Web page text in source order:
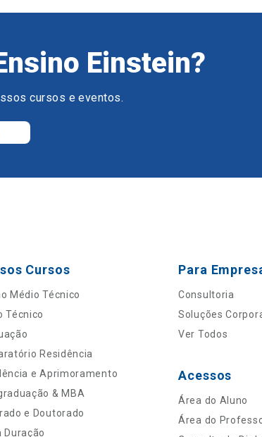
Einstein?
cursos e eventos.
Cursos
Médio Técnico
Técnico
Residência
e Aprimoramento
& MBA
e Doutorado
Duração
Para
Consultoria
Soluções
Ver Todos
Acessos
Área do Aluno
Área do